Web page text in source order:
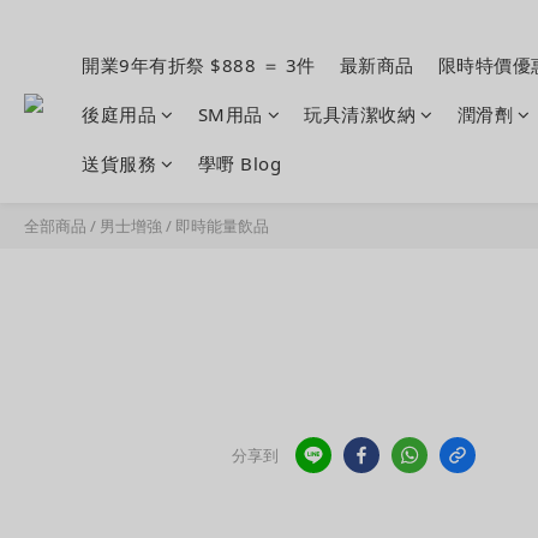
開業9年有折祭 $888 ＝ 3件 最新商品 限時特價優
後庭用品 SM用品 玩具清潔收納 潤滑劑
送貨服務 學嘢 Blog
全部商品 / 男士增強 / 即時能量飲品
分享到